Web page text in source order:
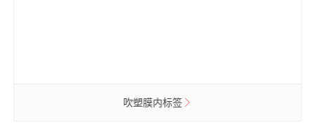
吹塑膜内标签